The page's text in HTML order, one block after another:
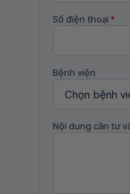
Số điện thoại *
Bệnh viện
Nội dung cần tư